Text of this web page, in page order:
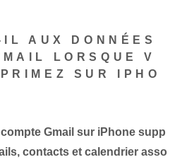
AUX DONNÉES
LORSQUE V
SUR IPHO
Gmail sur iPhone supp
contacts et⁢ calendrier⁢ asso